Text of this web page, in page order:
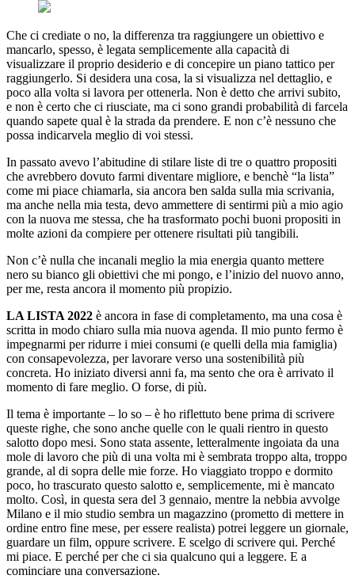
Che ci crediate o no, la differenza tra raggiungere un obiettivo e
mancarlo, spesso, è legata semplicemente alla capacità di
visualizzare il proprio desiderio e di concepire un piano tattico per
raggiungerlo. Si desidera una cosa, la si visualizza nel dettaglio, e
poco alla volta si lavora per ottenerla. Non è detto che arrivi subito,
e non è certo che ci riusciate, ma ci sono grandi probabilità di farcela
quando sapete qual è la strada da prendere. E non c’è nessuno che
possa indicarvela meglio di voi stessi.
In passato avevo l’abitudine di stilare liste di tre o quattro propositi
che avrebbero dovuto farmi diventare migliore, e benchè “la lista”
come mi piace chiamarla, sia ancora ben salda sulla mia scrivania,
ma anche nella mia testa, devo ammettere di sentirmi più a mio agio
con la nuova me stessa, che ha trasformato pochi buoni propositi in
molte azioni da compiere per ottenere risultati più tangibili.
Non c’è nulla che incanali meglio la mia energia quanto mettere
nero su bianco gli obiettivi che mi pongo, e l’inizio del nuovo anno,
per me, resta ancora il momento più propizio.
LA LISTA 2022 è ancora in fase di completamento, ma una cosa è
scritta in modo chiaro sulla mia nuova agenda. Il mio punto fermo è
impegnarmi per ridurre i miei consumi (e quelli della mia famiglia)
con consapevolezza, per lavorare verso una sostenibilità più
concreta. Ho iniziato diversi anni fa, ma sento che ora è arrivato il
momento di fare meglio. O forse, di più.
Il tema è importante – lo so – è ho riflettuto bene prima di scrivere
queste righe, che sono anche quelle con le quali rientro in questo
salotto dopo mesi. Sono stata assente, letteralmente ingoiata da una
mole di lavoro che più di una volta mi è sembrata troppo alta, troppo
grande, al di sopra delle mie forze. Ho viaggiato troppo e dormito
poco, ho trascurato questo salotto e, semplicemente, mi è mancato
molto. Così, in questa sera del 3 gennaio, mentre la nebbia avvolge
Milano e il mio studio sembra un magazzino (prometto di mettere in
ordine entro fine mese, per essere realista) potrei leggere un giornale,
guardare un film, oppure scrivere. E scelgo di scrivere qui. Perché
mi piace. E perché per che ci sia qualcuno qui a leggere. E a
cominciare una conversazione.